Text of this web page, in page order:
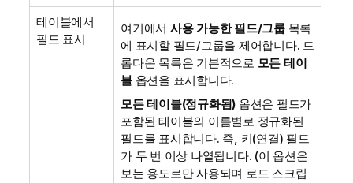
테이블에서
필드 표시
여기에서 사용 가능한 필드/그룹목록
에 표시할 필드/그룹을 제어합니다. 드
롭다운 목록은 기본적으로 모든 테이
블옵션을 표시합니다.
모든 테이블(정규화됨) 옵션은 필드가
포함된 테이블의 이름별로 정규화된
필드를 표시합니다. 즉, 키(연결) 필드
가 두 번 이상 나열됩니다. (이 옵션은
보는 용도로만 사용되며 로드 스크립